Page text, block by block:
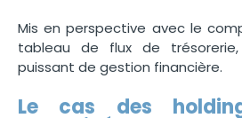
Mis en perspective avec le
tableau de flux de
puissant de gestion financière.
Le cas des